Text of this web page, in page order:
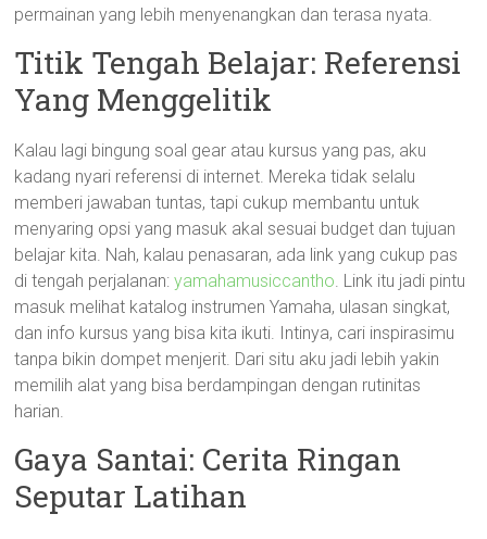
permainan yang lebih menyenangkan dan terasa nyata.
Titik Tengah Belajar: Referensi
Yang Menggelitik
Kalau lagi bingung soal gear atau kursus yang pas, aku
kadang nyari referensi di internet. Mereka tidak selalu
memberi jawaban tuntas, tapi cukup membantu untuk
menyaring opsi yang masuk akal sesuai budget dan tujuan
belajar kita. Nah, kalau penasaran, ada link yang cukup pas
di tengah perjalanan:yamahamusiccantho. Link itu jadi pintu
masuk melihat katalog instrumen Yamaha, ulasan singkat,
dan info kursus yang bisa kita ikuti. Intinya, cari inspirasimu
tanpa bikin dompet menjerit. Dari situ aku jadi lebih yakin
memilih alat yang bisa berdampingan dengan rutinitas
harian.
Gaya Santai: Cerita Ringan
Seputar Latihan